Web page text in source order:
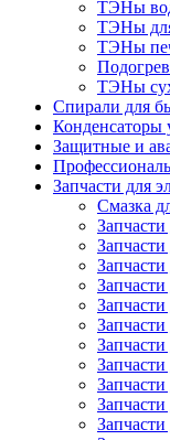
ТЭНы
ТЭНы
ТЭНы
ТЭНы
Спирали для
Конденсаторы
Защитные и
Запчасти для
Смазка
Запчасти